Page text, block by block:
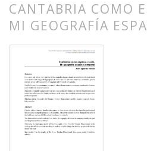
CANTABRIA COMO
MI GEOGRAFÍA